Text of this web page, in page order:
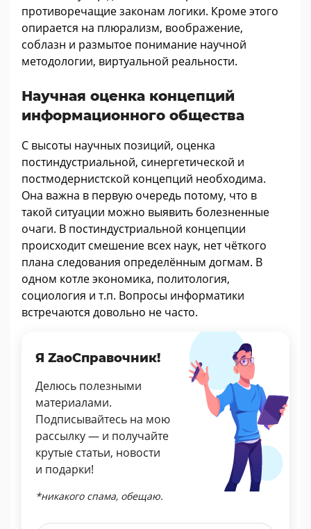
противоречащие законам логики. Кроме этого
опирается на плюрализм, воображение,
соблазн и размытое понимание научной
методологии, виртуальной реальности.
Научная оценка концепций
информационного общества
С высоты научных позиций, оценка
постиндустриальной, синергетической и
постмодернистской концепций необходима.
Она важна в первую очередь потому, что в
такой ситуации можно выявить болезненные
очаги. В постиндустриальной концепции
происходит смешение всех наук, нет чёткого
плана следования определённым догмам. В
одном котле экономика, политология,
социология и т.п. Вопросы информатики
встречаются довольно не часто.
Я ZaoСправочник!
Делюсь полезными
материалами.
Подписывайтесь на мою
рассылку — и получайте
крутые статьи, новости
и подарки!
*никакого спама, обещаю.